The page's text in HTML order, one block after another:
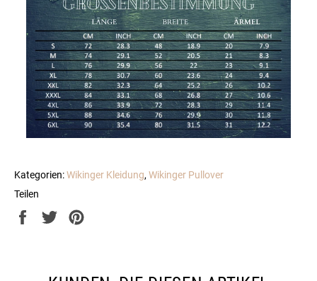
Kategorien:Wikinger Kleidung,Wikinger Pullover
Teilen
Auf
Auf